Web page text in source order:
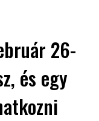
26-
és egy